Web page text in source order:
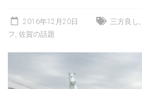
2016年12月20日 三方良し
フ ,佐賀の話題